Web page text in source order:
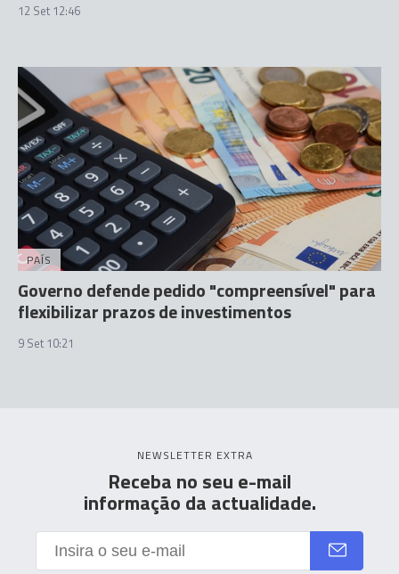
12 Set 12:46
PAÍS
Governo defende pedido "compreensível" para
flexibilizar prazos de investimentos
9 Set 10:21
NEWSLETTER EXTRA
Receba no seu e-mail
informação da actualidade.